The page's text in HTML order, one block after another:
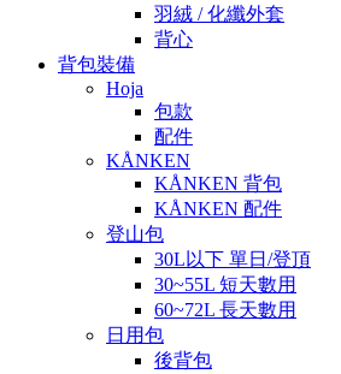
羽絨 / 化纖外套
背心
背包裝備
Hoja
包款
配件
KÅNKEN
KÅNKEN 背包
KÅNKEN 配件
登山包
30L以下 單日/登頂
30~55L 短天數用
60~72L 長天數用
日用包
後背包